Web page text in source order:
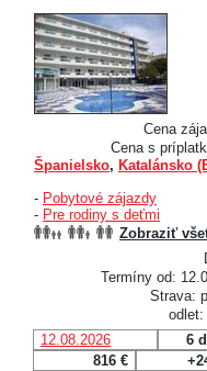
Cena
Cena s
Španielsko, Katalánsko
- Pobytové zájazdy
- Pre rodiny s deťmi
Zobraziť
Termíny od:
Strava:
odlet:
12.08.2026
6
816 €